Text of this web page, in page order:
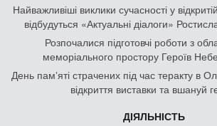
Найважливіші виклики сучасності у
відбудуться «Актуальні діалоги»
Розпочалися підготовчі роботи з
меморіального простору Героїв
День памʼяті страчених під час теракту в
відкриття виставки та вшануй
ДІЯЛЬНІСТЬ